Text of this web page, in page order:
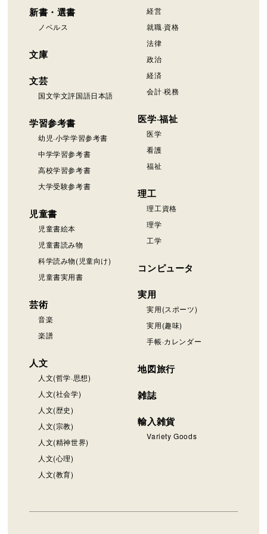
新書・選書
ノベルス
文庫
文芸
国文学文評国語日本語
学習参考書
幼児·小学学習参考書
中学学習参考書
高校学習参考書
大学受験参考書
児童書
児童書絵本
児童書読み物
科学読み物(児童向け)
児童書実用書
芸術
音楽
楽譜
人文
人文(哲学·思想)
人文(社会学)
人文(歴史)
人文(宗教)
人文(精神世界)
人文(心理)
人文(教育)
経営
就職·資格
法律
政治
経済
会計·税務
医学·福祉
医学
看護
福祉
理工
理工資格
理学
工学
コンピュータ
実用
実用(スポーツ)
実用(趣味)
手帳·カレンダー
地図旅行
雑誌
輸入雑貨
Variety Goods